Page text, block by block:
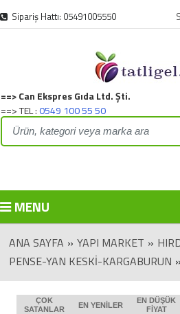
Sipariş Hattı: 05491005550
Can Ekspres Gıda Ltd. Şti.
TEL :0549 100 55 50
MENU
ANA SAYFA » YAPI MARKET »
PENSE-YAN KESKI-KARGABURUN »
ÇOK
SATANLAR
EN YENILER
EN DÜŞÜK
FIYAT